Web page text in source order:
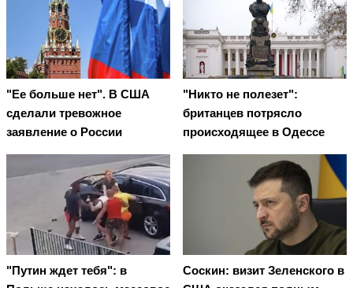
"Ее больше нет". В США
сделали тревожное
заявление о России
"Никто не полезет":
британцев потрясло
происходящее в Одессе
"Путин ждет тебя": в
Соскин: визит Зеленского в